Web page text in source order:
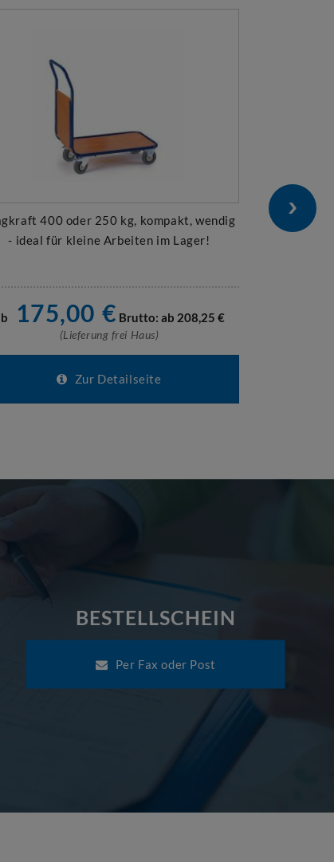
400 oder 250 kg, kompakt, wendig
- ideal für kleine Arbeiten im Lager!
175,00 € Brutto: ab 208,25 €
(Lieferung frei Haus)
Zur Detailseite
BESTELLSCHEIN
Per Fax oder Post